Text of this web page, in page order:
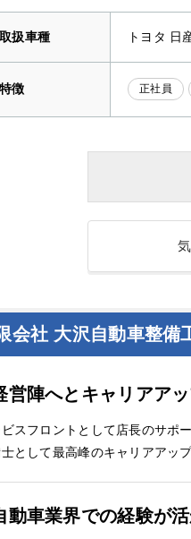
取扱車種 トヨタ 日
特徴 正社員
会社 大沢自動車整備
営陣へとキャリアアッ
スフロントとして店長のサポ
として最高峰のキャリアアッ
動車業界での経験が活